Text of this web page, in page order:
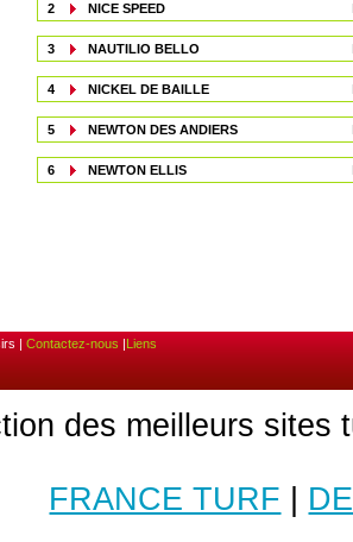
2 NICE SPEED
3 NAUTILIO BELLO
4 NICKEL DE BAILLE
5 NEWTON DES ANDIERS
6 NEWTON ELLIS
| Contactez-nous |Liens
des meilleurs sites
FRANCE TURF